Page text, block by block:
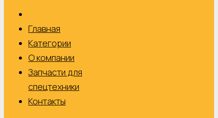
Главная
Категории
О компании
Запчасти для
спецтехники
Контакты